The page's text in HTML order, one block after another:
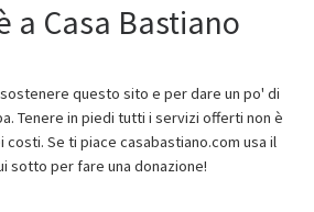
a Casa Bastiano
questo sito e per dare un po' di
Tenere in piedi tutti i servizi offerti non è
costi. Se ti piace casabastiano.com usa il
sotto per fare una donazione!